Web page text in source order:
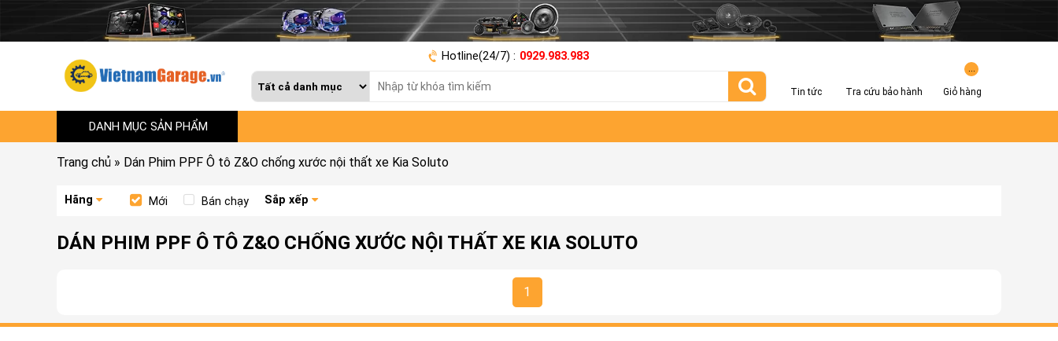
Hotline(24/7) : 0929.983.983
Tin tức Tra cứu bảo hành Giỏ hàng
DANH MỤC SẢN PHẨM
Trang chủ » Dán Phim PPF Ô tô Z&O chống xước nội thất xe Kia Soluto
Hãng Mới Bán chạy Sắp xếp
DÁN PHIM PPF Ô TÔ Z&O CHỐNG XƯỚC NỘI THẤT XE KIA SOLUTO
1